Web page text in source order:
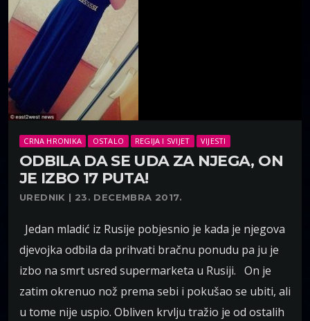
CRNA HRONIKA OSTALO REGIJA I SVIJET VIJESTI
ODBILA DA SE UDA ZA NJEGA, ON
JE IZBO 17 PUTA!
UREDNIK | 23. DECEMBRA 2017.
Jedan mladić iz Rusije pobjesnio je kada je njegova
djevojka odbila da prihvati bračnu ponudu pa ju je
izbo na smrt usred supermarketa u Rusiji. On je
zatim okrenuo nož prema sebi i pokušao se ubiti, ali
u tome nije uspio. Obliven krvlju tražio je od ostalih